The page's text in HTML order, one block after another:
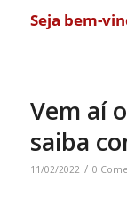
Seja bem-
Vem aí
saiba
11/02/2022 / 0